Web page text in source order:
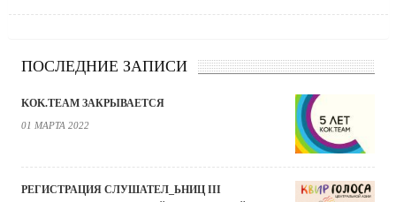
ПОСЛЕДНИЕ ЗАПИСИ
KOK.TEAM ЗАКРЫВАЕТСЯ
01 МАРТА 2022
РЕГИСТРАЦИЯ СЛУШАТЕЛ_ЬНИЦ III